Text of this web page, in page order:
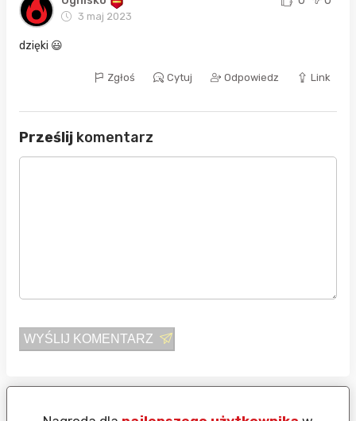
3 maj 2023
dzięki 😃
Zgłoś Cytuj Odpowiedz Link
Prześlij komentarz
WYŚLIJ KOMENTARZ